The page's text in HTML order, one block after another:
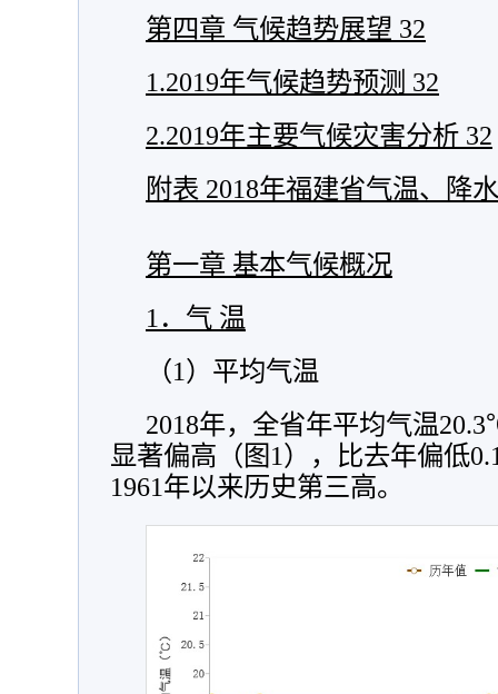
第四章 气候趋势展望 32
1.2019年气候趋势预测 32
2.2019年主要气候灾害分析 32
附表 2018年福建省气温、降
第一章 基本气候概况
1．气 温
（1）平均气温
2018年，全省年平均气温
显著偏高（图1），比去年偏低
1961年以来历史第三高。